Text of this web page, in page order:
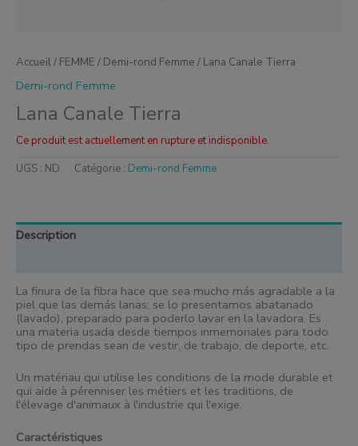
Accueil/ FEMME / Demi-rond Femme / Lana Canale Tierra
Demi-rond Femme
Lana Canale Tierra
Ce produit est actuellement en rupture et indisponible.
UGS : ND Catégorie : Demi-rond Femme
Description
La finura de la fibra hace que sea mucho más agradable a la
piel que las demás lanas; se lo presentamos abatanado
(lavado), preparado para poderlo lavar en la lavadora. Es
una materia usada desde tiempos inmemoriales para todo
tipo de prendas sean de vestir, de trabajo, de deporte, etc.
Un matériau qui utilise les conditions de la mode durable et
qui aide à pérenniser les métiers et les traditions, de
l'élevage d'animaux à l'industrie qui l'exige.
Caractéristiques